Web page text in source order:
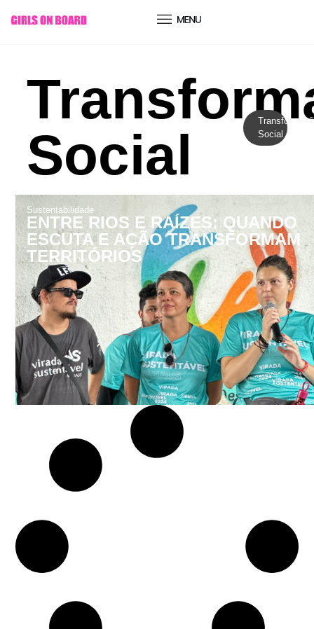
conteúdo
Social
Social
Sustentabilidade
ENTRE RIOS E RAÍZES: QUANDO
ESCUTA E AÇÃO TRANSFORMAM
TERRITÓRIOS